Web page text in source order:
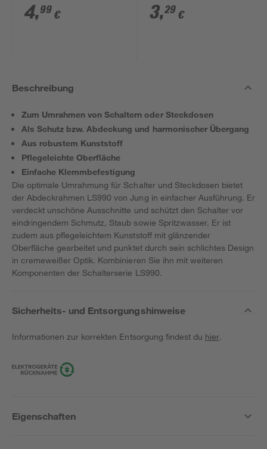
arktisweiß
4,99 € 3,29 €
Beschreibung
Zum Umrahmen von Schaltern oder Steckdosen
Als Schutz bzw. Abdeckung und harmonischer Übergang
Aus robustem Kunststoff
Pflegeleichte Oberfläche
Einfache Klemmbefestigung
Die optimale Umrahmung für Schalter und Steckdosen bietet
der Abdeckrahmen LS990 von Jung in einfacher Ausführung. Er
verdeckt unschöne Ausschnitte und schützt den Schalter vor
eindringendem Schmutz, Staub sowie Spritzwasser. Er ist
zudem aus pflegeleichtem Kunststoff mit glänzender
Oberfläche gearbeitet und punktet durch sein schlichtes Design
in cremeweißer Optik. Kombinieren Sie ihn mit weiteren
Komponenten der Schalterserie LS990.
Sicherheits- und Entsorgungshinweise
Informationen zur korrekten Entsorgung findest du hier.
Eigenschaften